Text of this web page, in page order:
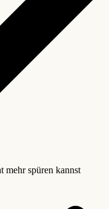
mehr spüren kannst